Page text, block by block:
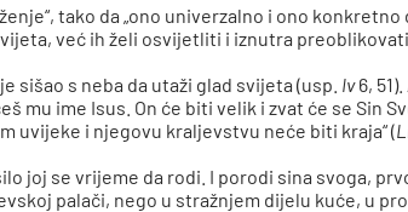
tako da „ono univerzalno i ono
već ih želi osvijetliti i iznutra preoblikovati.
sišao s neba da utaži glad svijeta (usp. Iv6,
mu ime Isus. On će biti velik i zvat će se Sin
uvijeke i njegovu kraljevstvu neće biti kraja“ (
joj se vrijeme da rodi. I porodi sina svoga,
palači, nego u stražnjem dijelu kuće, u